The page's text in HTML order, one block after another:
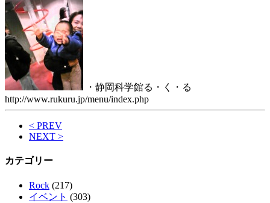
・静岡科学館る・く・る
http://www.rukuru.jp/menu/index.php
< PREV
NEXT >
カテゴリー
Rock (217)
イベント (303)